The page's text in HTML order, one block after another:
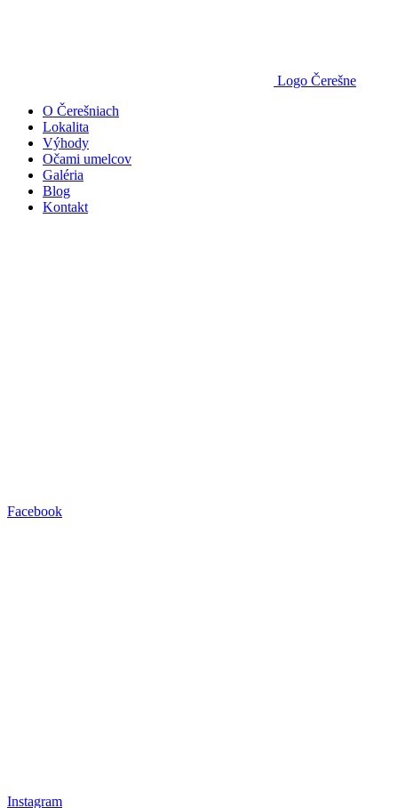
Logo Čerešne
O Čerešniach
Lokalita
Výhody
Očami umelcov
Galéria
Blog
Kontakt
Facebook
Instagram